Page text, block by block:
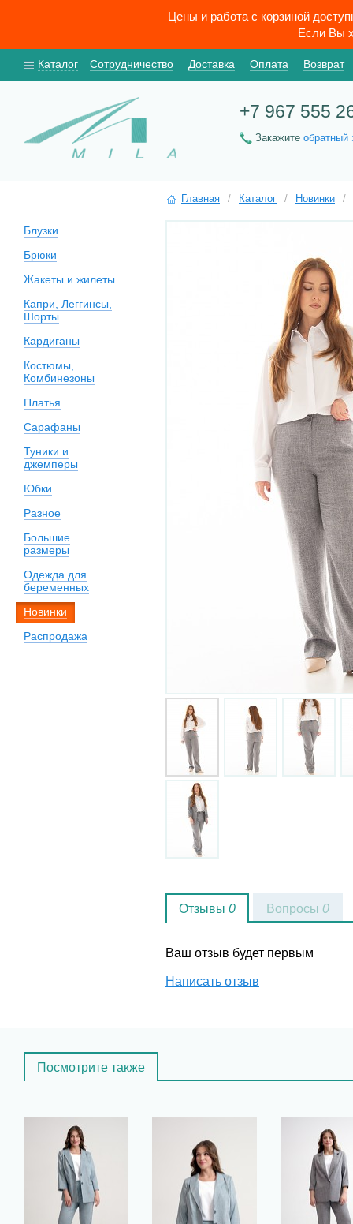
Цены и работа с корзиной
Если Вы
Каталог Сотрудничество Доставка Оплата Возврат
+7 967 555
Закажите обратный
Блузки
Брюки
Жакеты и жилеты
Капри, Леггинсы,
Шорты
Кардиганы
Костюмы,
Комбинезоны
Платья
Сарафаны
Туники и
джемперы
Юбки
Разное
Большие
размеры
Одежда для
беременных
Новинки
Распродажа
Главная / Каталог / Новинки /
Отзывы 0
Ваш отзыв будет первым
Написать отзыв
Вопросы 0
Посмотрите также